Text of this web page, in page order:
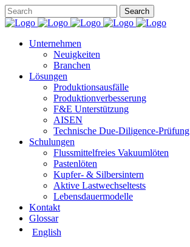
Unternehmen
Neuigkeiten
Branchen
Lösungen
Produktionsausfälle
Produktionverbesserung
F&E Unterstützung
AISEN
Technische Due-Diligence-Prüfung
Schulungen
Flussmittelfreies Vakuumlöten
Pastenlöten
Kupfer- & Silbersintern
Aktive Lastwechseltests
Lebensdauermodelle
Kontakt
Glossar
English